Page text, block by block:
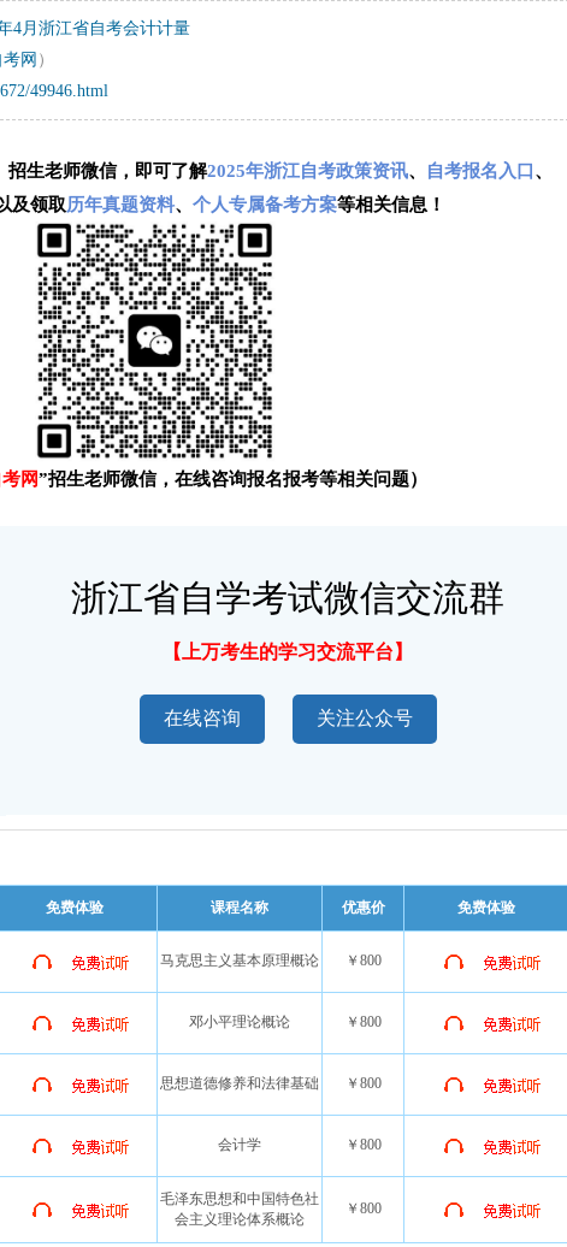
4月浙江省自考会计计量
网 ）
49946.html
招生老师微信，即可了解2025年浙江自考政策资讯、 自考报名入口 、
及领取历年真题资料、 个人专属备考方案等相关信息！
网”招生老师微信，在线咨询报名报考等相关问题）
浙江省自学考试微信交流群
【上万考生的学习交流平台】
在线咨询 关注公众号
免费体验 课程名称 优惠价 免费体验
马克思主义基本原理概论 ￥800
邓小平理论概论 ￥800
思想道德修养和法律基础 ￥800
会计学 ￥800
毛泽东思想和中国特色社
会主义理论体系概论
￥800